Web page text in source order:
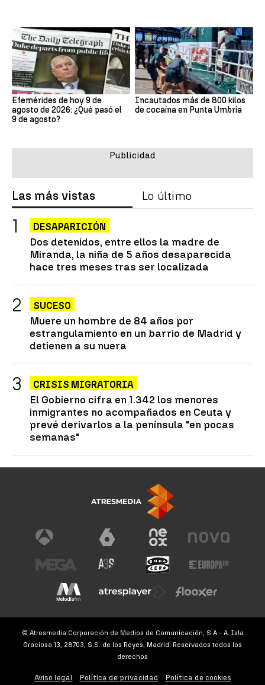
Efemérides de hoy 9 de
agosto de 2026: ¿Qué pasó el
9 de agosto?
Incautados más de 800 kilos
de cocaína en Punta Umbría
Las más vistas Lo último
DESAPARICIÓN
Dos detenidos, entre ellos la madre de
Miranda, la niña de 5 años desaparecida
hace tres meses tras ser localizada
SUCESO
Muere un hombre de 84 años por
estrangulamiento en un barrio de Madrid y
detienen a su nuera
CRISIS MIGRATORIA
El Gobierno cifra en 1.342 los menores
inmigrantes no acompañados en Ceuta y
prevé derivarlos a la península "en pocas
semanas"
© Atresmedia Corporación de Medios de Comunicación, S.A - A. Isla
Graciosa 13, 28703, S.S. de los Reyes, Madrid. Reservados todos los
derechos
Aviso legal Política de privacidad Política de cookies